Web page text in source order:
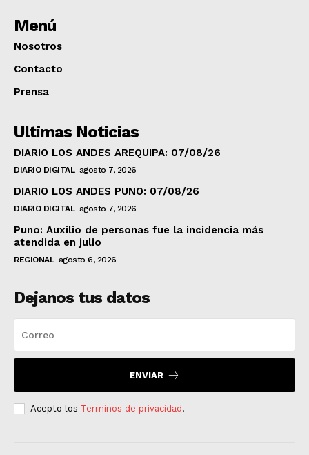
Menú
Nosotros
Contacto
Prensa
Ultimas Noticias
DIARIO LOS ANDES AREQUIPA: 07/08/26
DIARIO DIGITAL agosto 7, 2026
DIARIO LOS ANDES PUNO: 07/08/26
DIARIO DIGITAL agosto 7, 2026
Puno: Auxilio de personas fue la incidencia más
atendida en julio
REGIONAL agosto 6, 2026
Dejanos tus datos
ENVIAR
Acepto los Terminos de privacidad .